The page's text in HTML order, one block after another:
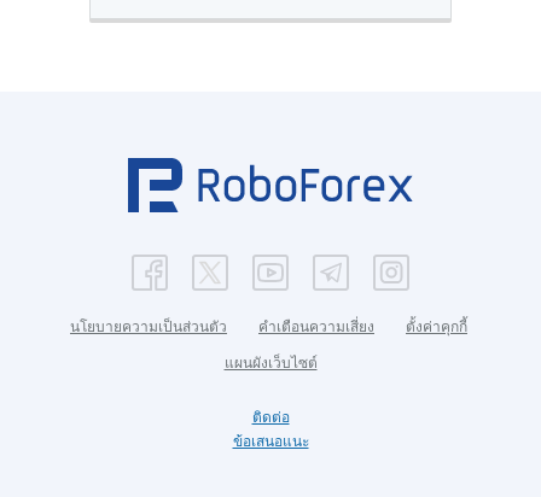
นโยบายความเป็นส่วนตัว คำเตือนความเสี่ยง ตั้งค่าคุกกี้
แผนผังเว็บไซต์
ติดต่อ
ข้อเสนอแนะ